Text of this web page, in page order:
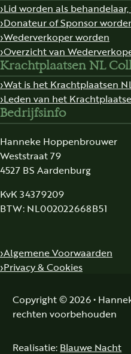
Lid worden als
Donateur of Sponsor
Wederverkoper worden
Overzicht van
Krachtplaatsen NL
Wat is het Krachtplaatsen
Leden van het
Bedrijfsinfo
Hanneke Hoppenbrouwer
Weststraat 79
4527 BS Aardenburg
KvK 34379209
BTW: NL002022668B51
Algemene Voorwaarden
Privacy & Cookies
Copyright © 2026 •
rechten voorbehouden
Realisatie: Blauwe Nacht